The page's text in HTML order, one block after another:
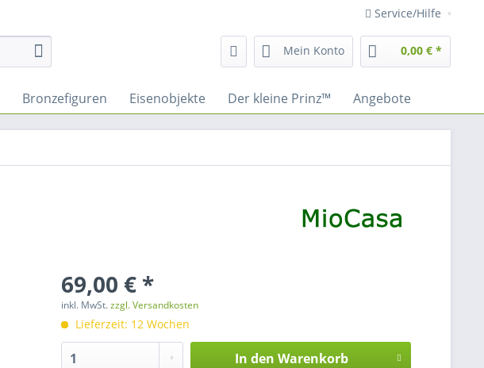
Service/Hilfe
Mein Konto 0,00 € *
Bronzefiguren Eisenobjekte Der kleine Prinz™ Angebote
69,00 € *
inkl. MwSt.zzgl. Versandkosten
Lieferzeit: 12 Wochen
In den Warenkorb